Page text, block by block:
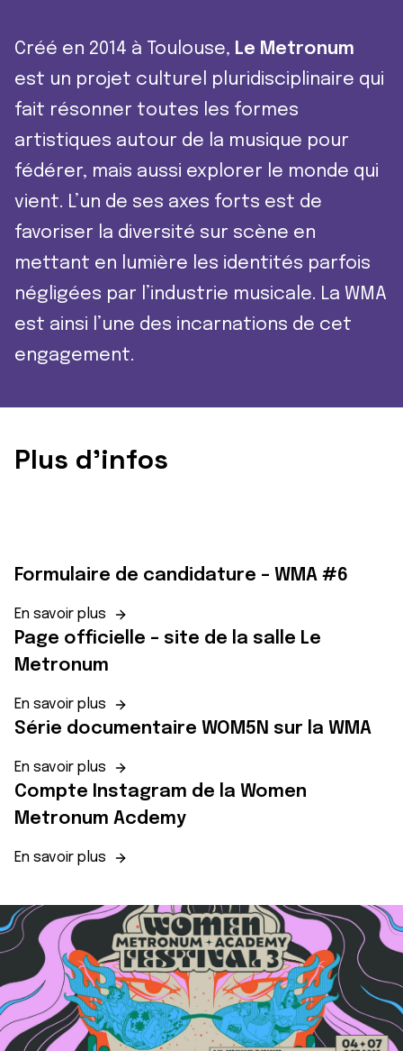
Créé en 2014 à Toulouse, Le Metronum
est un projet culturel pluridisciplinaire qui
fait résonner toutes les formes
artistiques autour de la musique pour
fédérer, mais aussi explorer le monde qui
vient. L’un de ses axes forts est de
favoriser la diversité sur scène en
mettant en lumière les identités parfois
négligées par l’industrie musicale. La WMA
est ainsi l’une des incarnations de cet
engagement.
Plus d’infos
Formulaire de candidature – WMA #6
En savoir plus
Page officielle – site de la salle Le
Metronum
En savoir plus
Série documentaire WOM5N sur la WMA
En savoir plus
Compte Instagram de la Women
Metronum Acdemy
En savoir plus